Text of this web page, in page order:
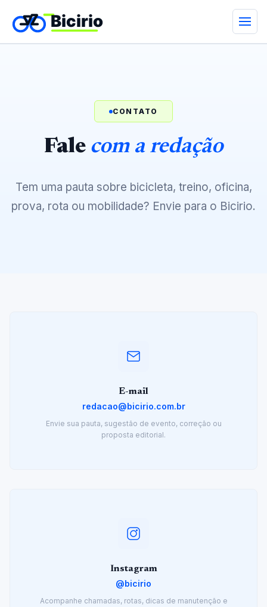
CONTATO
Fale com a redação
Tem uma pauta sobre bicicleta, treino, oficina,
prova, rota ou mobilidade? Envie para o Bicirio.
E-mail
redacao@bicirio.com.br
Envie sua pauta, sugestão de evento, correção ou
proposta editorial.
Instagram
@bicirio
Acompanhe chamadas, rotas, dicas de manutenção e